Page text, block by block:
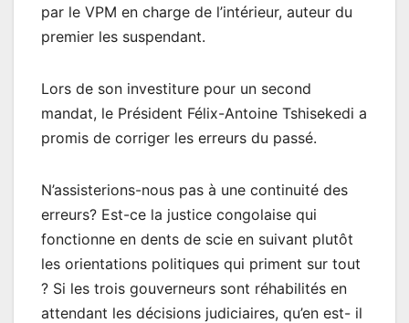
par le VPM en charge de l’intérieur, auteur du
premier les suspendant.
Lors de son investiture pour un second
mandat, le Président Félix-Antoine Tshisekedi a
promis de corriger les erreurs du passé.
N’assisterions-nous pas à une continuité des
erreurs? Est-ce la justice congolaise qui
fonctionne en dents de scie en suivant plutôt
les orientations politiques qui priment sur tout
? Si les trois gouverneurs sont réhabilités en
attendant les décisions judiciaires, qu’en est- il